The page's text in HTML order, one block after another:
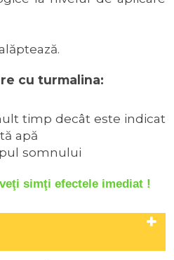
cu turmalina:
timp decât este indicat
apă
somnului
simţi efectele imediat !